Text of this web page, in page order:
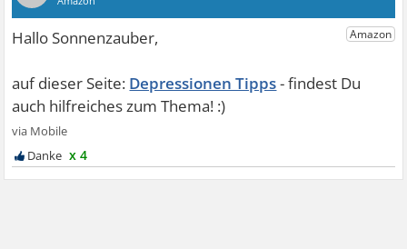
Depressionen Tipps
x 4